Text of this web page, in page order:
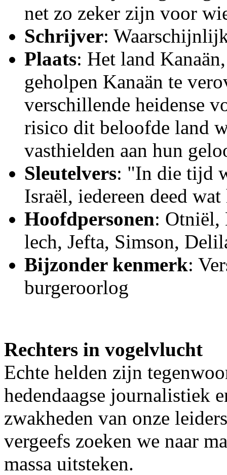
net zo zeker zijn voor
Schrijver:
Plaats: Het land
geholpen Kanaän te
verschillende heidense
risico dit beloofde land
vasthielden aan hun
Sleutelvers: "In die tijd
Israël, iedereen deed
Hoofdpersonen: Otniël,
lech, Jefta, Simson,
Bijzonder kenmerk:
burgeroorlog
Rechters in vogelvlucht
Echte helden zijn
hedendaagse journalistiek
zwakheden van onze
vergeefs zoeken we naar
massa uitsteken.